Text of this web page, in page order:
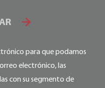
para que podamos
electrónico, las
con su segmento de